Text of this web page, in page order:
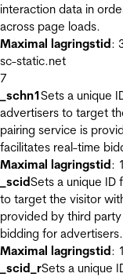
interaction data in
across page loads.
Maximal lagringstid:
sc-static.net
7
_schn1Sets a unique
advertisers to target
pairing service is
facilitates real-time
Maximal lagringstid:
_scidSets a unique
to target the visitor
provided by third
bidding for advertisers.
Maximal lagringstid:
_scid_rSets a unique